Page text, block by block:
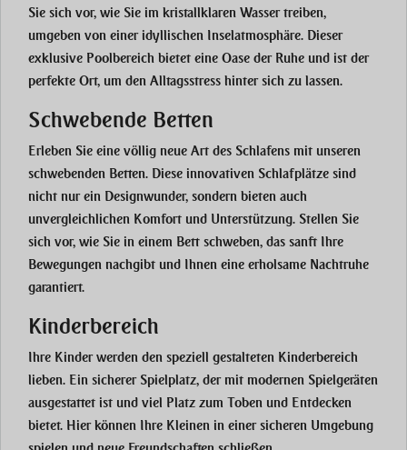
Sie sich vor, wie Sie im kristallklaren Wasser treiben,
umgeben von einer idyllischen Inselatmosphäre. Dieser
exklusive Poolbereich bietet eine Oase der Ruhe und ist der
perfekte Ort, um den Alltagsstress hinter sich zu lassen.
Schwebende Betten
Erleben Sie eine völlig neue Art des Schlafens mit unseren
schwebenden Betten. Diese innovativen Schlafplätze sind
nicht nur ein Designwunder, sondern bieten auch
unvergleichlichen Komfort und Unterstützung. Stellen Sie
sich vor, wie Sie in einem Bett schweben, das sanft Ihre
Bewegungen nachgibt und Ihnen eine erholsame Nachtruhe
garantiert.
Kinderbereich
Ihre Kinder werden den speziell gestalteten Kinderbereich
lieben. Ein sicherer Spielplatz, der mit modernen Spielgeräten
ausgestattet ist und viel Platz zum Toben und Entdecken
bietet. Hier können Ihre Kleinen in einer sicheren Umgebung